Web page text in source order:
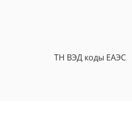
ТН ВЭД коды ЕАЭС